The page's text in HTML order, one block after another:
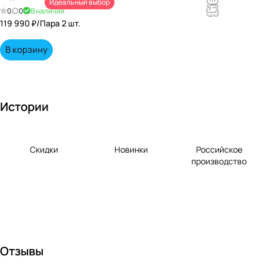
непревзойд
0 0 В наличии
Идеальный выбор
119 990 ₽/Пара 2 шт.
В корзину
Истории
Скидки Новинки
Российское
производство
Отзывы